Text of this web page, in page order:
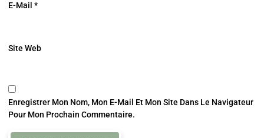
E-Mail *
Site Web
Enregistrer Mon Nom, Mon E-Mail Et Mon Site Dans Le Navigateur
Pour Mon Prochain Commentaire.